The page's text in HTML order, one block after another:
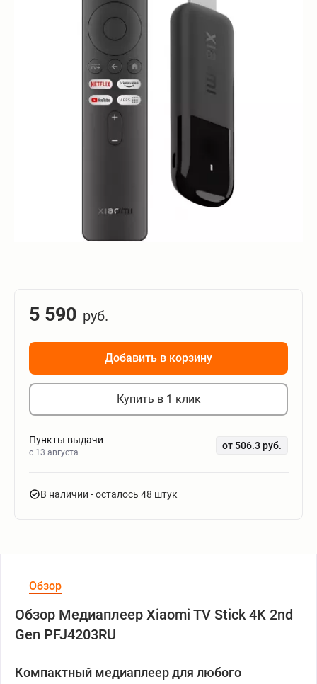
5 590 руб.
Добавить в корзину
Купить в 1 клик
Пункты выдачи
c 13 августа
от 506.3 руб.
В наличии - осталось 48 штук
Обзор
Обзор Медиаплеер Xiaomi TV Stick 4K 2nd
Gen PFJ4203RU
Компактный медиаплеер для любого